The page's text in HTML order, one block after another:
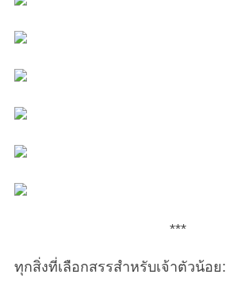
***
ทุกสิ่งที่เลือกสรรสำหรับเจ้าตัวน้อย: